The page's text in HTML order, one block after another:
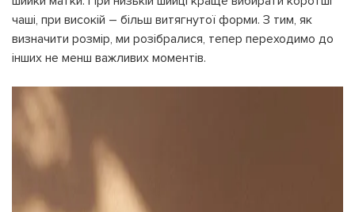
чаші, при високій – більш витягнутої форми. З тим, як
визначити розмір, ми розібралися, тепер переходимо до
інших не менш важливих моментів.